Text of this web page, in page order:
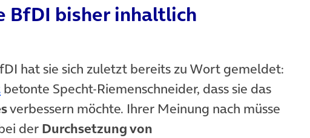
BfDI bisher inhaltlich
hat sie sich zuletzt bereits zu Wort gemeldet:
(öffnet in neuem Tab)
betonte Specht-Riemenschneider, dass sie das
verbessern möchte. Ihrer Meinung nach müsse
der Durchsetzung von